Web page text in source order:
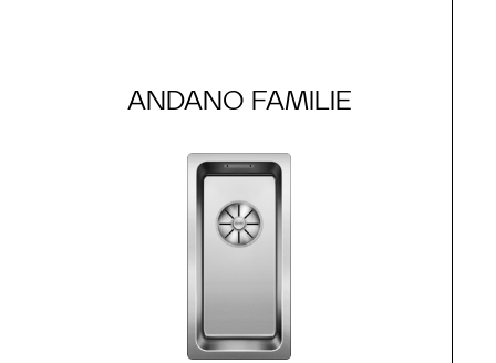
ANDANO FAMILIE